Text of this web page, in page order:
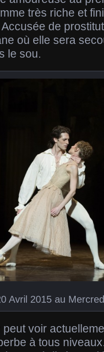
très riche et
de
où elle sera
le sou.
Avril 2015 au
peut voir
à tous